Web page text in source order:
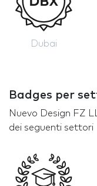
Dubai
Badges per
Nuevo Design FZ
dei seguenti settori